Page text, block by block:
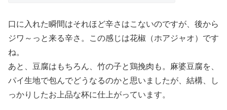
口に入れた瞬間はそれほど辛さはこないのですが、後から
ジワ～っと来る辛さ。この感じは花椒（ホアジャオ）です
ね。
あと、豆腐はもちろん、竹の子と鶏挽肉も。麻婆豆腐を、
パイ生地で包んでどうなるのかと思いましたが、結構、し
っかりしたお上品な杯に仕上がっています。